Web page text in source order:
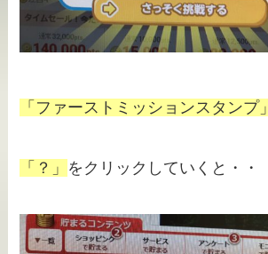
「ファーストミッションスタンプ」
「？」 をクリックしていくと・・